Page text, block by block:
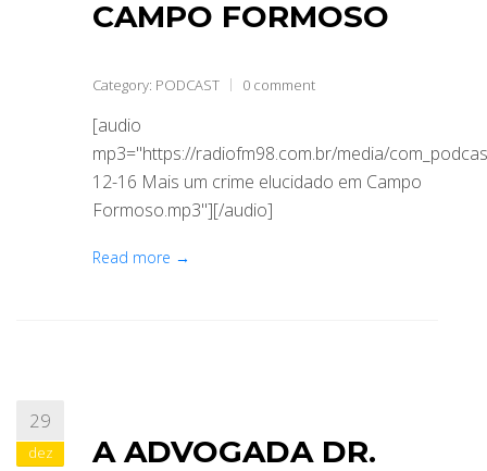
CAMPO FORMOSO
Category: PODCAST 0 comment
[audio
mp3="https://radiofm98.com.br/media/
12-16 Mais um crime elucidado em Campo
Formoso.mp3"][/audio]
Read more →
29
dez
A ADVOGADA DR.